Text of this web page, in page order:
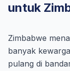
untuk
Zimbabwe
banyak
pulang di